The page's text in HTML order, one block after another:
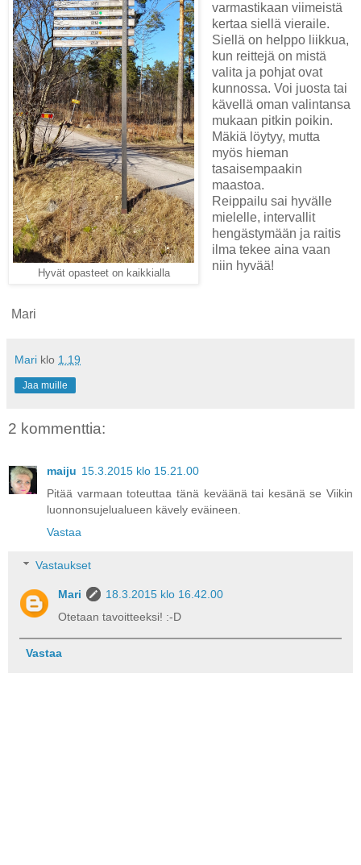
Hyvät opasteet on kaikkialla
varmastikaan viimeistä
kertaa siellä vieraile.
Siellä on helppo liikkua,
kun reittejä on mistä
valita ja pohjat ovat
kunnossa. Voi juosta tai
kävellä oman valintansa
mukaan pitkin poikin.
Mäkiä löytyy, mutta
myös hieman
tasaisempaakin
maastoa.
Reippailu sai hyvälle
mielelle, intervallit
hengästymään ja raitis
ilma tekee aina vaan
niin hyvää!
Mari
Mari klo 1.19
Jaa muille
2 kommenttia:
maiju 15.3.2015 klo 15.21.00
Pitää varmaan toteuttaa tänä keväänä tai kesänä se Viikin
luonnonsujelualueen kävely eväineen.
Vastaa
Vastaukset
Mari
18.3.2015 klo 16.42.00
Otetaan tavoitteeksi! :-D
Vastaa